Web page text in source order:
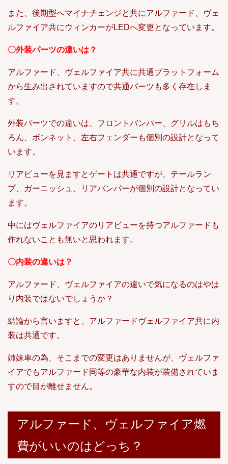
また、後期型へマイナチェンジと共にアルファード、ヴェ
ルファイア共にウィンカーがLEDへ変更となっています。
〇外装パーツの違いは？
アルファード、ヴェルファイア共に共通プラットフォーム
から生み出されていますので共通パーツも多く存在しま
す。
外装パーツでの違いは、フロントバンパー、グリルはもち
ろん、ボンネット、左右フェンダーも個別の設計となって
います。
リアビューを見ますとゲートは共通ですが、テールラン
プ、ガーニッシュ、リアバンパーが個別の設計となってい
ます。
中にはヴェルファイアのリアビューを持つアルファードも
作れないことも無いと思われます。
〇内装の違いは？
アルファード、ヴェルファイアの違いで気になるのはやは
り内装ではないでしょうか？
結論から言いますと、アルファードヴェルファイア共に内
装は共通です。
姉妹車の為、そこまでの変更はありませんが、ヴェルファ
イアでもアルファード同等の豪華な内装が装備されていま
すので目が離せません。
アルファード、ヴェルファイア燃
費がいいのはどっち？